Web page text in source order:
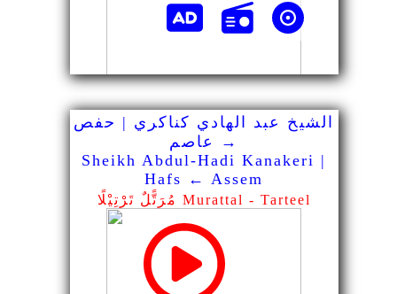
الشيخ عبد الهادي كناكري | حفص
→ عاصم
Sheikh Abdul-Hadi Kanakeri |
Hafs ← Assem
مُرَتًّلٌ تَرْتِيْلًا Murattal - Tarteel